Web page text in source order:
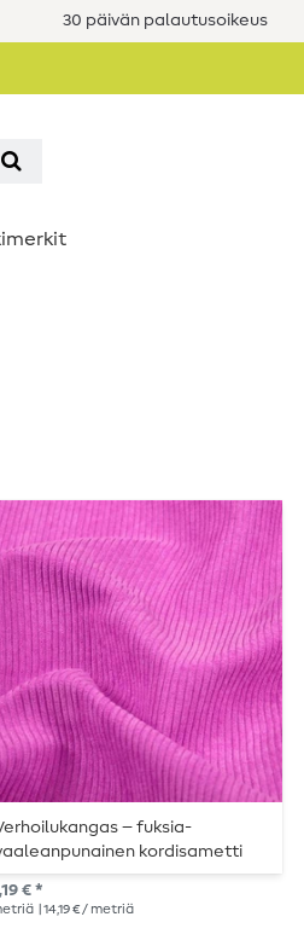
30 päivän palautusoikeus
– fuksia-
kordisametti
€ *
| 14,19 € / metriä